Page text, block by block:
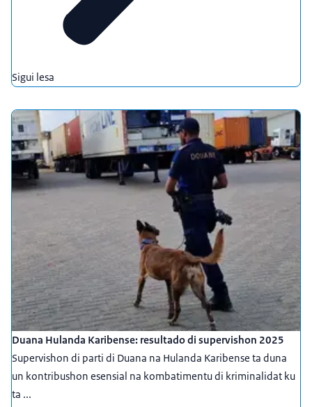
Sigui lesa
Duana Hulanda Karibense: resultado di supervishon 2025
Supervishon di parti di Duana na Hulanda Karibense ta duna
un kontribushon esensial na kombatimentu di kriminalidat ku
ta ...